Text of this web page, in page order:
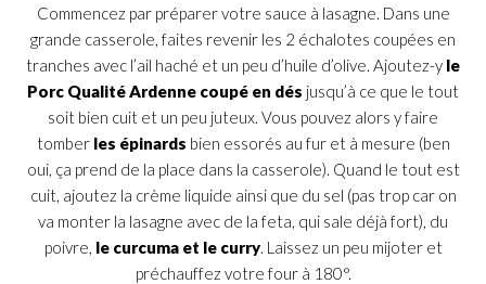
Commencez par préparer votre sauce à lasagne. Dans une
grande casserole, faites revenir les 2 échalotes coupées en
tranches avec l’ail haché et un peu d’huile d’olive. Ajoutez-y le
Porc Qualité Ardenne coupé en dés jusqu’à ce que le tout
soit bien cuit et un peu juteux. Vous pouvez alors y faire
tomber les épinards bien essorés au fur et à mesure (ben
oui, ça prend de la place dans la casserole). Quand le tout est
cuit, ajoutez la crème liquide ainsi que du sel (pas trop car on
va monter la lasagne avec de la feta, qui sale déjà fort), du
poivre, le curcuma et le curry. Laissez un peu mijoter et
préchauffez votre four à 180°.